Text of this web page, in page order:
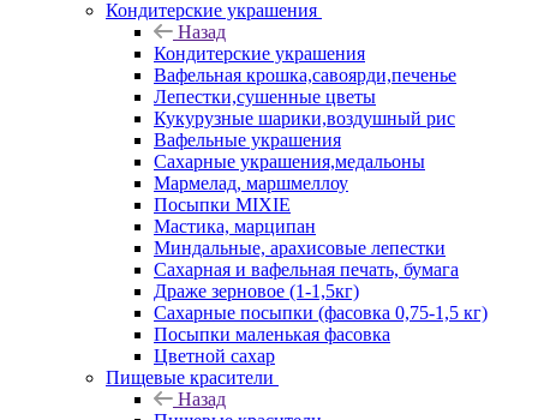
Кондитерские украшения
Назад
Кондитерские украшения
Вафельная крошка,савоярди,печенье
Лепестки,сушенные цветы
Кукурузные шарики,воздушный рис
Вафельные украшения
Сахарные украшения,медальоны
Мармелад, маршмеллоу
Посыпки MIXIE
Мастика, марципан
Миндальные, арахисовые лепестки
Сахарная и вафельная печать, бумага
Драже зерновое (1-1,5кг)
Сахарные посыпки (фасовка 0,75-1,5 кг)
Посыпки маленькая фасовка
Цветной сахар
Пищевые красители
Назад